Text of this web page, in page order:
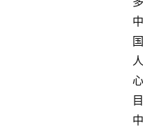
中
国
人
心
目
中